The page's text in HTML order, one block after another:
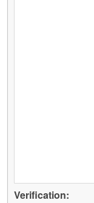
Verification: